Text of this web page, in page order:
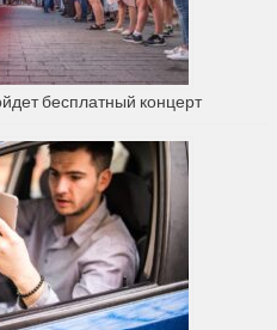
бесплатный концерт